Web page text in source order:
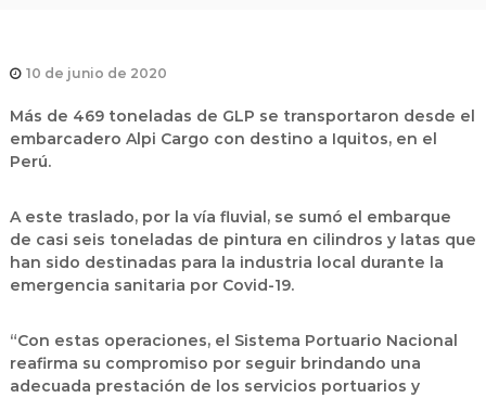
10 de junio de 2020
Más de 469 toneladas de GLP se transportaron desde el
embarcadero Alpi Cargo con destino a Iquitos, en el
Perú.
A este traslado, por la vía fluvial, se sumó el embarque
de casi seis toneladas de pintura en cilindros y latas que
han sido destinadas para la industria local durante la
emergencia sanitaria por Covid-19.
“Con estas operaciones, el Sistema Portuario Nacional
reafirma su compromiso por seguir brindando una
adecuada prestación de los servicios portuarios y